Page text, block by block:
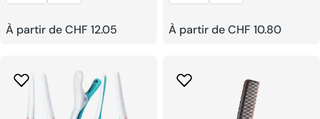
Prix
À partir de CHF 12.05
Prix
À partir de CHF 10.80